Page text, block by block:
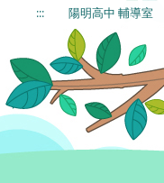
::: 陽明高中 輔導室